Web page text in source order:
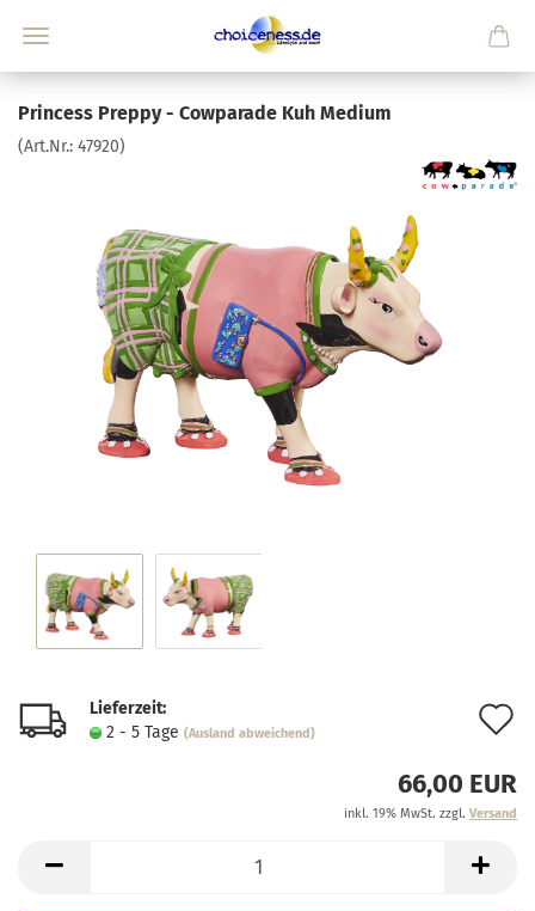
Princess Preppy - Cowparade Kuh Medium
(Art.Nr.: 47920)
Lieferzeit:
2 - 5 Tage (Ausland abweichend)
66,00 EUR
inkl. 19% MwSt. zzgl. Versand